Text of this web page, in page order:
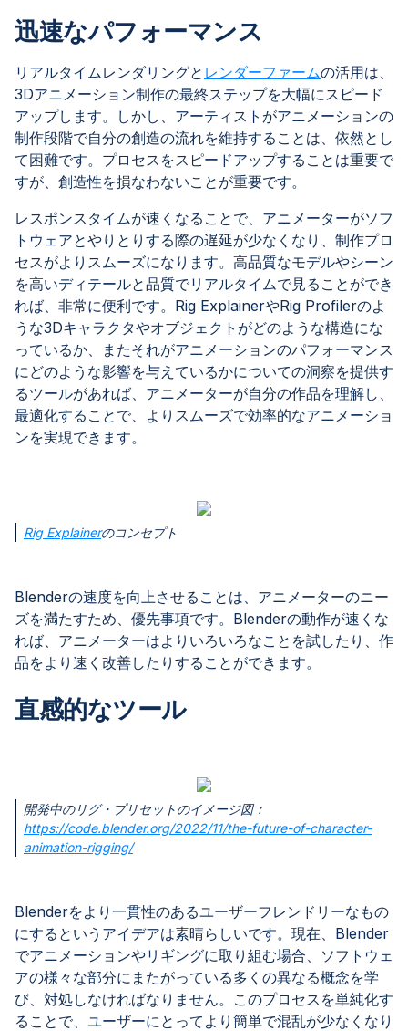
迅速なパフォーマンス
リアルタイムレンダリングと レンダーファームの活用は、
3Dアニメーション制作の最終ステップを大幅にスピード
アップします。しかし、アーティストがアニメーションの
制作段階で自分の創造の流れを維持することは、依然とし
て困難です。プロセスをスピードアップすることは重要で
すが、創造性を損なわないことが重要です。
レスポンスタイムが速くなることで、アニメーターがソフ
トウェアとやりとりする際の遅延が少なくなり、制作プロ
セスがよりスムーズになります。高品質なモデルやシーン
を高いディテールと品質でリアルタイムで見ることができ
れば、非常に便利です。Rig ExplainerやRig Profilerのよ
うな3Dキャラクタやオブジェクトがどのような構造にな
っているか、またそれがアニメーションのパフォーマンス
にどのような影響を与えているかについての洞察を提供す
るツールがあれば、アニメーターが自分の作品を理解し、
最適化することで、よりスムーズで効率的なアニメーショ
ンを実現できます。
Rig Explainerのコンセプト
Blenderの速度を向上させることは、アニメーターのニー
ズを満たすため、優先事項です。Blenderの動作が速くな
れば、アニメーターはよりいろいろなことを試したり、作
品をより速く改善したりすることができます。
直感的なツール
開発中のリグ・プリセットのイメージ図：
https://code.blender.org/2022/11/the-future-of-character-
animation-rigging/
Blenderをより一貫性のあるユーザーフレンドリーなもの
にするというアイデアは素晴らしいです。現在、Blender
でアニメーションやリギングに取り組む場合、ソフトウェ
アの様々な部分にまたがっている多くの異なる概念を学
び、対処しなければなりません。このプロセスを単純化す
ることで、ユーザーにとってより簡単で混乱が少なくなり